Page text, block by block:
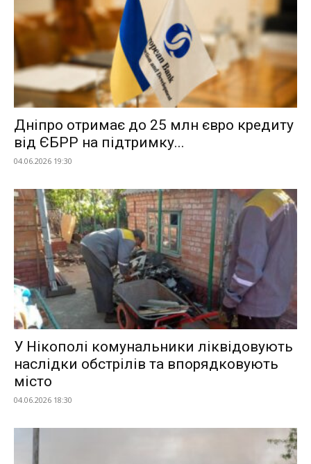
Дніпро отримає до 25 млн євро кредиту
від ЄБРР на підтримку...
04.06.2026 19:30
У Нікополі комунальники ліквідовують
наслідки обстрілів та впорядковують
місто
04.06.2026 18:30